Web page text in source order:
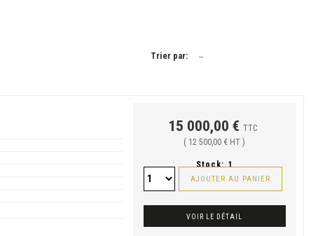
Trier par: --
15 000,00 € TTC
( 12 500,00 € HT )
Stock: 1
AJOUTER AU PANIER
VOIR LE DÉTAIL